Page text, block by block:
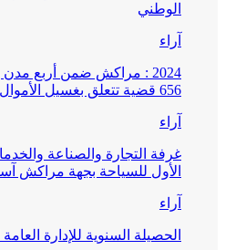
الوطني
آراء
2024 : مراكش ضمن أربع
656 قضية تتعلق بغسيل الأموال
آراء
غرفة التجارة والصناعة
الأول للسياحة بجهة مراكش
آراء
الحصيلة السنوية للإدارة العامة